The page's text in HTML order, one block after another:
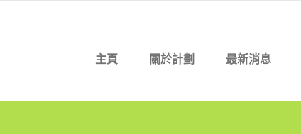
主頁 關於計劃 最新消息